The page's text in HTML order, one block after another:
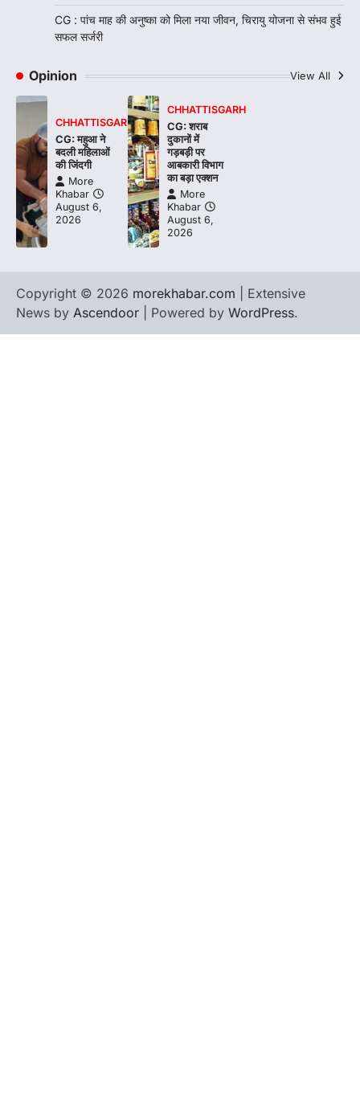
CG : पांच माह की अनुष्का को मिला नया जीवन, चिरायु योजना से संभव हुई
सफल सर्जरी
Opinion View All
CHHATTISGARH
CG: महुआ ने
बदली महिलाओं
की जिंदगी
More
Khabar
August 6,
2026
CHHATTISGARH
CG: शराब
दुकानों में
गड़बड़ी पर
आबकारी विभाग
का बड़ा एक्शन
More
Khabar
August 6,
2026
Copyright © 2026 morekhabar.com | Extensive
News by Ascendoor | Powered by WordPress.